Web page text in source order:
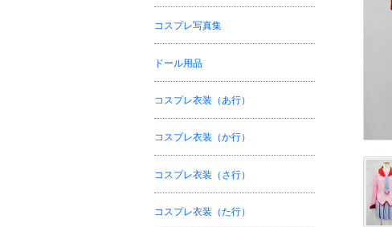
コスプレ写真集
ドール用品
コスプレ衣装（あ行）
コスプレ衣装（か行）
コスプレ衣装（さ行）
コスプレ衣装（た行）